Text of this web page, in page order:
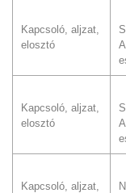
Kapcsoló, aljzat,
elosztó
Kapcsoló, aljzat,
elosztó
Kapcsoló, aljzat,